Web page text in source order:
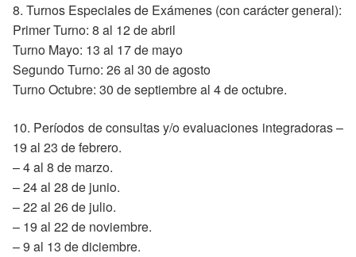
8. Turnos Especiales de Exámenes (con carácter general):
Primer Turno: 8 al 12 de abril
Turno Mayo: 13 al 17 de mayo
Segundo Turno: 26 al 30 de agosto
Turno Octubre: 30 de septiembre al 4 de octubre.
10. Períodos de consultas y/o evaluaciones integradoras –
19 al 23 de febrero.
– 4 al 8 de marzo.
– 24 al 28 de junio.
– 22 al 26 de julio.
– 19 al 22 de noviembre.
– 9 al 13 de diciembre.